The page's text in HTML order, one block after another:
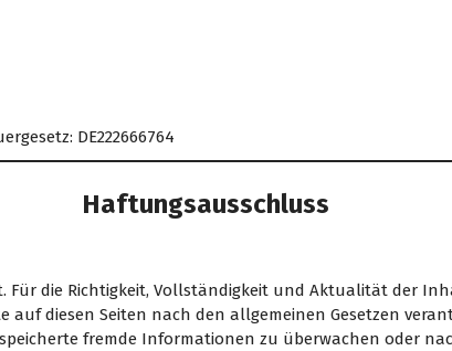
DE222666764
Haftungsausschluss
die Richtigkeit, Vollständigkeit und Aktualität der
auf diesen Seiten nach den allgemeinen Gesetzen
fremde Informationen zu überwachen oder